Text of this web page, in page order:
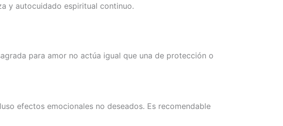
y autocuidado espiritual continuo.
para amor no actúa igual que una de protección o
efectos emocionales no deseados. Es recomendable